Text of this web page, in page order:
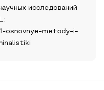
исследований
osnovnye-metody-i-